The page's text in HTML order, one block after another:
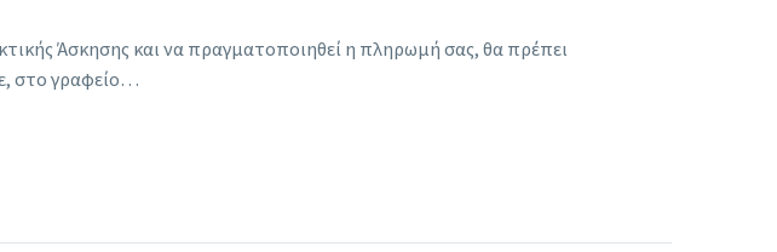
Άσκησης και να πραγματοποιηθεί η πληρωμή σας, θα πρέπει
στο γραφείο…